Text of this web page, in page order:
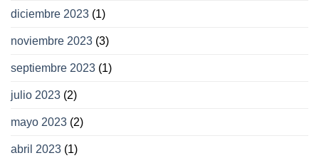
diciembre 2023 (1)
noviembre 2023 (3)
septiembre 2023 (1)
julio 2023 (2)
mayo 2023 (2)
abril 2023 (1)